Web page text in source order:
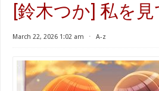
[鈴木つか] 私を
March 22, 2026 1:02 am ⋅ A-z